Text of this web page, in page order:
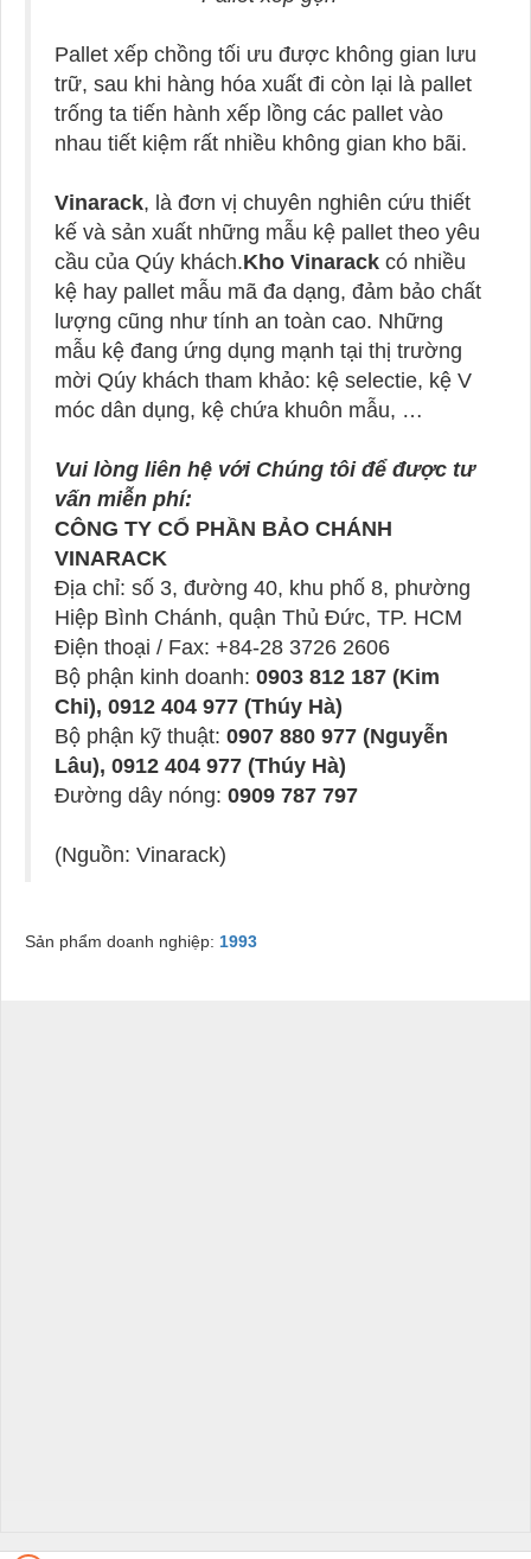
Pallet xếp chồng tối ưu được không gian lưu
trữ, sau khi hàng hóa xuất đi còn lại là pallet
trống ta tiến hành xếp lồng các pallet vào
nhau tiết kiệm rất nhiều không gian kho bãi.
Vinarack, là đơn vị chuyên nghiên cứu thiết
kế và sản xuất những mẫu kệ pallet theo yêu
cầu của Qúy khách.Kho Vinarack có nhiều
kệ hay pallet mẫu mã đa dạng, đảm bảo chất
lượng cũng như tính an toàn cao. Những
mẫu kệ đang ứng dụng mạnh tại thị trường
mời Qúy khách tham khảo: kệ selectie, kệ V
móc dân dụng, kệ chứa khuôn mẫu, …
Vui lòng liên hệ với Chúng tôi để được tư
vấn miễn phí:
CÔNG TY CỔ PHẦN BẢO CHÁNH
VINARACK
Địa chỉ: số 3, đường 40, khu phố 8, phường
Hiệp Bình Chánh, quận Thủ Đức, TP. HCM
Điện thoại / Fax: +84-28 3726 2606
Bộ phận kinh doanh: 0903 812 187 (Kim
Chi), 0912 404 977 (Thúy Hà)
Bộ phận kỹ thuật: 0907 880 977 (Nguyễn
Lâu), 0912 404 977 (Thúy Hà)
Đường dây nóng: 0909 787 797
(Nguồn: Vinarack)
Sản phẩm doanh nghiệp: 1993